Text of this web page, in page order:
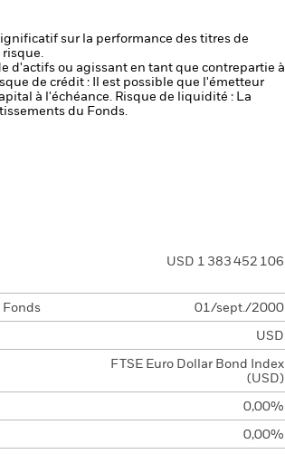
sur la performance des titres de
risque.
d'actifs ou agissant en tant que contrepartie à
de crédit : Il est possible que l'émetteur
à l'échéance. Risque de liquidité : La
du Fonds.
USD 1 383 452 106
Fonds 01/sept./2000
USD
FTSE Euro Dollar Bond Index
(USD)
0,00%
0,00%